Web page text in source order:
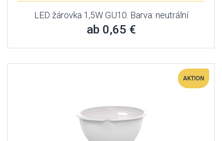
LED žárovka 1,5W GU10. Barva: neutrální
ab 0,65 €
AKTION